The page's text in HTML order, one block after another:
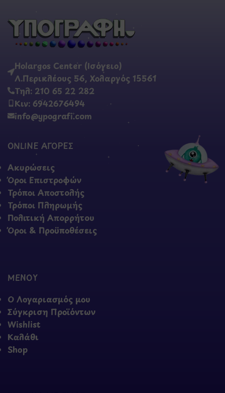
Holargos Center (Ισόγειο)
Λ.Περικλέους 56, Χολαργός 15561
Τηλ: 210 65 22 282
Κιν: 6942676494
info@ypografi.com
ONLINE ΑΓΟΡΕΣ
Ακυρώσεις
Όροι Επιστροφών
Τρόποι Αποστολής
Τρόποι Πληρωμής
Πολιτική Απορρήτου
Όροι & Προϋποθέσεις
ΜΕΝΟΥ
Ο Λογαριασμός μου
Σύγκριση Προϊόντων
Wishlist
Καλάθι
Shop